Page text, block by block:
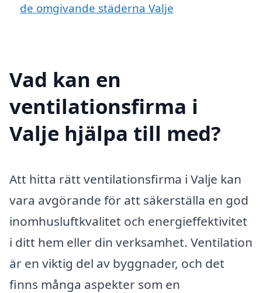
de omgivande städerna Valje
Vad kan en
ventilationsfirma i
Valje hjälpa till med?
Att hitta rätt ventilationsfirma i Valje kan
vara avgörande för att säkerställa en god
inomhusluftkvalitet och energieffektivitet
i ditt hem eller din verksamhet. Ventilation
är en viktig del av byggnader, och det
finns många aspekter som en